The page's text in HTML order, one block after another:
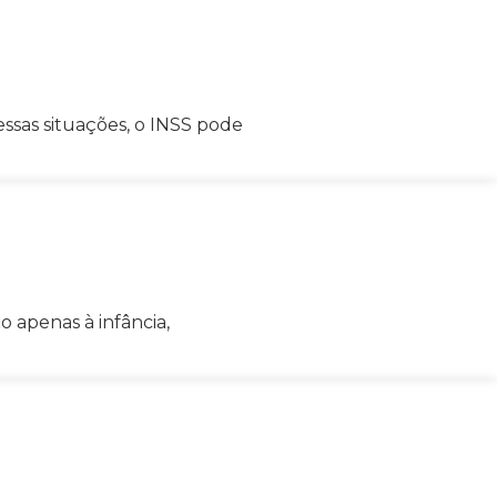
situações, o INSS pode
apenas à infância,